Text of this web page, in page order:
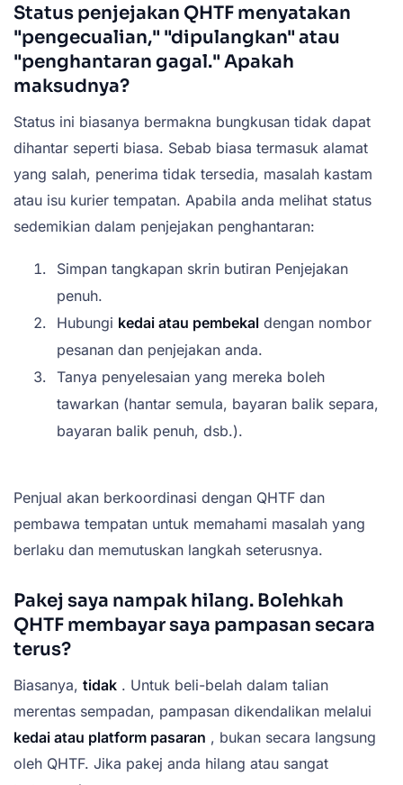
Status penjejakan QHTF menyatakan
"pengecualian," "dipulangkan" atau
"penghantaran gagal." Apakah
maksudnya?
Status ini biasanya bermakna bungkusan tidak dapat
dihantar seperti biasa. Sebab biasa termasuk alamat
yang salah, penerima tidak tersedia, masalah kastam
atau isu kurier tempatan. Apabila anda melihat status
sedemikian dalam penjejakan penghantaran:
Simpan tangkapan skrin butiran Penjejakan
penuh.
Hubungi kedai atau pembekal dengan nombor
pesanan dan penjejakan anda.
Tanya penyelesaian yang mereka boleh
tawarkan (hantar semula, bayaran balik separa,
bayaran balik penuh, dsb.).
Penjual akan berkoordinasi dengan QHTF dan
pembawa tempatan untuk memahami masalah yang
berlaku dan memutuskan langkah seterusnya.
Pakej saya nampak hilang. Bolehkah
QHTF membayar saya pampasan secara
terus?
Biasanya, tidak . Untuk beli-belah dalam talian
merentas sempadan, pampasan dikendalikan melalui
kedai atau platform pasaran , bukan secara langsung
oleh QHTF. Jika pakej anda hilang atau sangat